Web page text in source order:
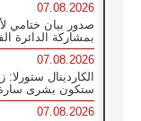
07.08.2026
صدور بيان ختامي
بمشاركة الدائرة
07.08.2026
الكاردينال ستورلا:
ستكون بشرى سارة
07.08.2026